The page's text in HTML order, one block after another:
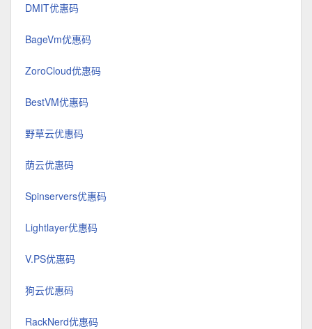
DMIT优惠码
BageVm优惠码
ZoroCloud优惠码
BestVM优惠码
野草云优惠码
荫云优惠码
Spinservers优惠码
Lightlayer优惠码
V.PS优惠码
狗云优惠码
RackNerd优惠码